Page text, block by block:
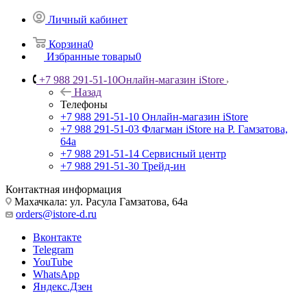
Личный кабинет
Корзина0
Избранные товары0
+7 988 291-51-10Онлайн-магазин iStore
Назад
Телефоны
+7 988 291-51-10 Онлайн-магазин iStore
+7 988 291-51-03 Флагман iStore на Р. Гамзатова,
64а
+7 988 291-51-14 Сервисный центр
+7 988 291-51-30 Трейд-ин
Контактная информация
Махачкала: ул. Расула Гамзатова, 64а
orders@istore-d.ru
Вконтакте
Telegram
YouTube
WhatsApp
Яндекс.Дзен